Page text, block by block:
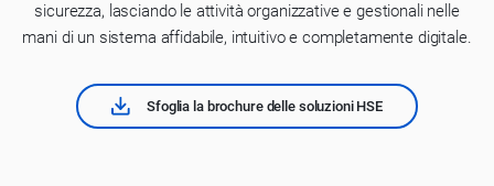
sicurezza, lasciando le attività organizzative e gestionali nelle
mani di un sistema affidabile, intuitivo e completamente digitale.
Sfoglia la brochure delle soluzioni HSE